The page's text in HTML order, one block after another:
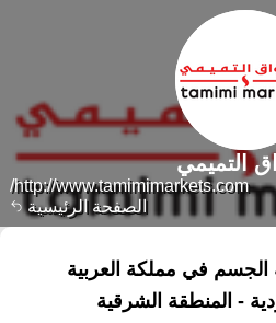
الصفحة الرئيسية
http://www.tamimimarkets.com/
التميمي
في مملكة العربية
- المنطقة الشرقية